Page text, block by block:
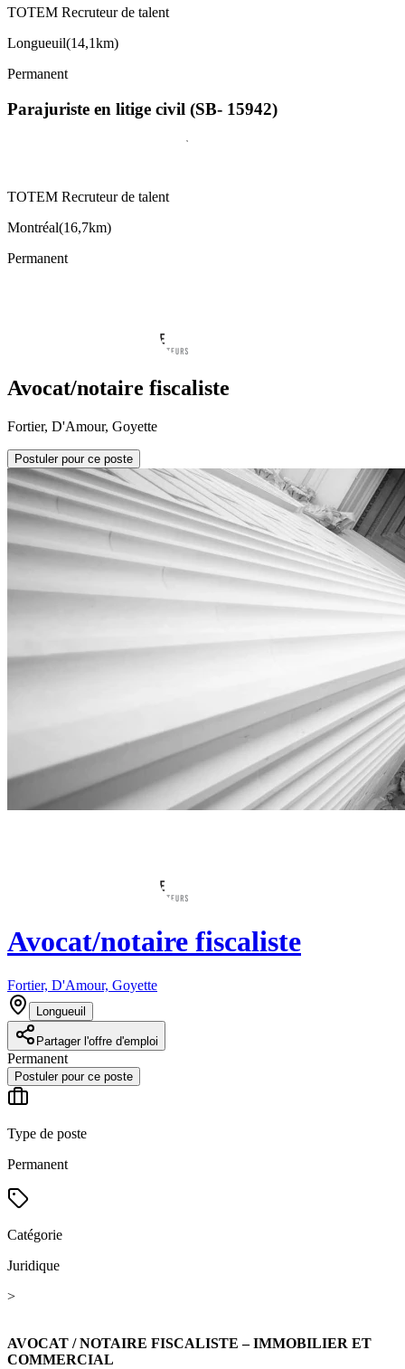
TOTEM Recruteur de talent
Longueuil(14,1km)
Permanent
Parajuriste en litige civil (SB- 15942)
TOTEM Recruteur de talent
Montréal(16,7km)
Permanent
Avocat/notaire fiscaliste
Fortier, D'Amour, Goyette
Postuler pour ce poste
Avocat/notaire fiscaliste
Fortier, D'Amour, Goyette
Longueuil
Partager l'offre d'emploi
Permanent
Postuler pour ce poste
Type de poste
Permanent
Catégorie
Juridique
>
AVOCAT / NOTAIRE FISCALISTE – IMMOBILIER ET
COMMERCIAL